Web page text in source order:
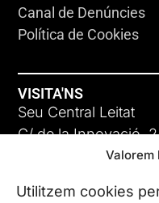
Utilitzem cookies
Canal de Denúncies
Política de Cookies
VISITA'NS
Seu Central Leitat
C/ de la Innovació, 2
08225 Terrassa,
Coneix les nostres